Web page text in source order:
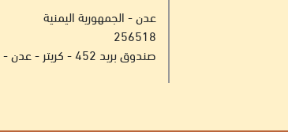
عدن - الجمهورية اليمنية
256518
صندوق بريد 452 - كريتر - عدن - الجمهورية اليمنية